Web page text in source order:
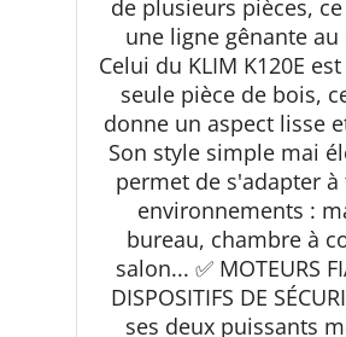
de plusieurs pièces,
une ligne gênante
Celui du KLIM K120E
seule pièce de bois,
donne un aspect lisse
Son style simple mai
permet de s'adapter à
environnements :
bureau, chambre à
salon... ✅ MOTEURS
DISPOSITIFS DE
ses deux puissants